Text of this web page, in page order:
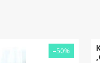
–50%